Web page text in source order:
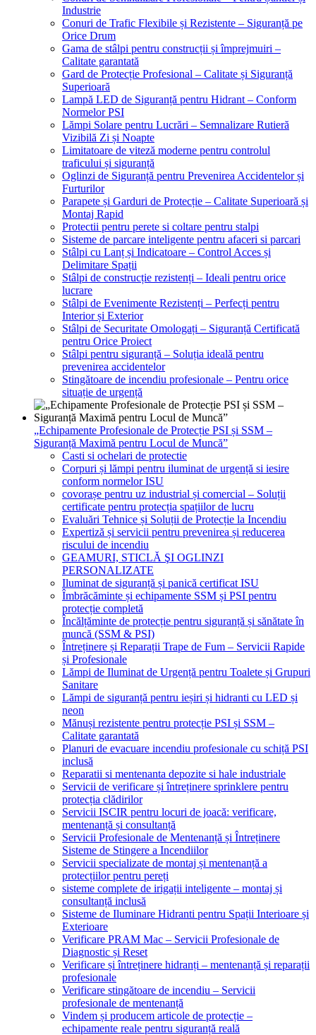
Industrie
Conuri de Trafic Flexibile și Rezistente – Siguranță pe
Orice Drum
Gama de stâlpi pentru construcții și împrejmuiri –
Calitate garantată
Gard de Protecție Profesional – Calitate și Siguranță
Superioară
Lampă LED de Siguranță pentru Hidrant – Conform
Normelor PSI
Lămpi Solare pentru Lucrări – Semnalizare Rutieră
Vizibilă Zi și Noapte
Limitatoare de viteză moderne pentru controlul
traficului și siguranță
Oglinzi de Siguranță pentru Prevenirea Accidentelor și
Furturilor
Parapete și Garduri de Protecție – Calitate Superioară și
Montaj Rapid
Protectii pentru perete si coltare pentru stalpi
Sisteme de parcare inteligente pentru afaceri si parcari
Stâlpi cu Lanț și Indicatoare – Control Acces și
Delimitare Spații
Stâlpi de construcție rezistenți – Ideali pentru orice
lucrare
Stâlpi de Evenimente Rezistenți – Perfecți pentru
Interior și Exterior
Stâlpi de Securitate Omologați – Siguranță Certificată
pentru Orice Proiect
Stâlpi pentru siguranță – Soluția ideală pentru
prevenirea accidentelor
Stingătoare de incendiu profesionale – Pentru orice
situație de urgență
„Echipamente Profesionale de Protecție PSI și SSM –
Siguranță Maximă pentru Locul de Muncă”
Casti si ochelari de protectie
Corpuri și lămpi pentru iluminat de urgență si iesire
conform normelor ISU
covorașe pentru uz industrial și comercial – Soluții
certificate pentru protecția spațiilor de lucru
Evaluări Tehnice și Soluții de Protecție la Incendiu
Expertiză și servicii pentru prevenirea și reducerea
riscului de incendiu
GEAMURI, STICLĂ ŞI OGLINZI
PERSONALIZATE
Iluminat de siguranță și panică certificat ISU
Îmbrăcăminte și echipamente SSM și PSI pentru
protecție completă
Încălțăminte de protecție pentru siguranță și sănătate în
muncă (SSM & PSI)
Întreținere și Reparații Trape de Fum – Servicii Rapide
și Profesionale
Lămpi de Iluminat de Urgență pentru Toalete și Grupuri
Sanitare
Lămpi de siguranță pentru ieșiri și hidranti cu LED și
neon
Mănuși rezistente pentru protecție PSI și SSM –
Calitate garantată
Planuri de evacuare incendiu profesionale cu schiță PSI
inclusă
Reparatii si mentenanta depozite si hale industriale
Servicii de verificare și întreținere sprinklere pentru
protecția clădirilor
Servicii ISCIR pentru locuri de joacă: verificare,
mentenanță și consultanță
Servicii Profesionale de Mentenanță și Întreținere
Sisteme de Stingere a Incendiilor
Servicii specializate de montaj și mentenanță a
protecțiilor pentru pereți
sisteme complete de irigații inteligente – montaj și
consultanță inclusă
Sisteme de Iluminare Hidranti pentru Spații Interioare și
Exterioare
Verificare PRAM Mac – Servicii Profesionale de
Diagnostic și Reset
Verificare și întreținere hidranți – mentenanță și reparații
profesionale
Verificare stingătoare de incendiu – Servicii
profesionale de mentenanță
Vindem și producem articole de protecție –
echipamente reale pentru siguranță reală